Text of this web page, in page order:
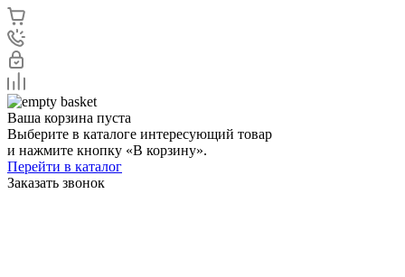
Ваша корзина пуста
Выберите в каталоге интересующий товар
и нажмите кнопку «В корзину».
Перейти в каталог
Заказать звонок